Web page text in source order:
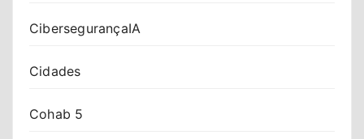
CibersegurançaIA
Cidades
Cohab 5